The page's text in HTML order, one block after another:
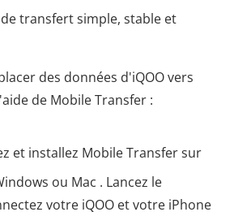
transfert simple, stable et
des données d'iQOO vers
de Mobile Transfer :
et installez Mobile Transfer sur
ou Mac . Lancez le
votre iQOO et votre iPhone